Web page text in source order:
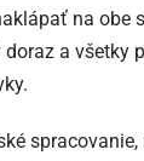
na obe
a všetky